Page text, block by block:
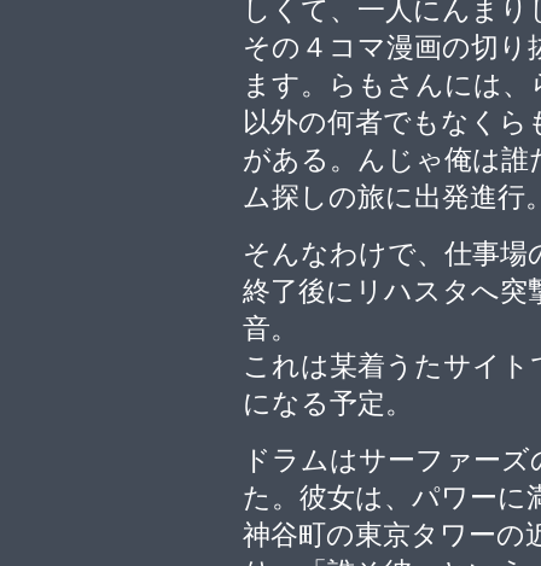
しくて、一人にんま
その４コマ漫画の切
ます。らもさんには
以外の何者でもなく
がある。んじゃ俺は
ム探しの旅に出発進行
そんなわけで、仕事場
終了後にリハスタへ突
音。
これは某着うたサイト
になる予定。
ドラムはサーファー
た。彼女は、パワー
神谷町の東京タワーの